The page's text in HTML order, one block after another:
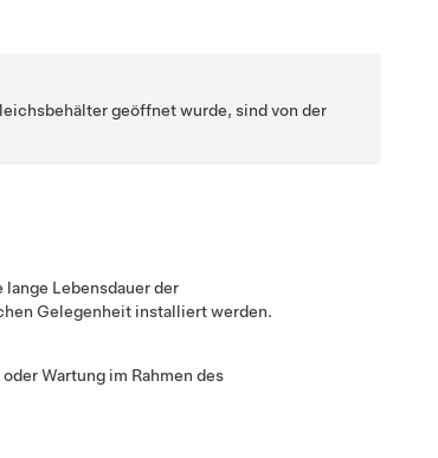
geöffnet wurde, sind von der
Lebensdauer der
Gelegenheit installiert werden.
Wartung im Rahmen des